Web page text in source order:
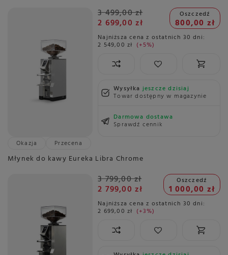
3 499,00 zł
2 699,00 zł
Oszczedź
800,00 zł
Najniższa cena z ostatnich 30 dni:
2 549,00 zł +5%
Wysyłkajeszcze dzisiaj
Towar dostępny w magazynie
Darmowa dostawa
Sprawdź cennik
Okazja
Przecena
Młynek do kawy Eureka Libra Chrome
3 799,00 zł
2 799,00 zł
Oszczedź
1 000,00 zł
Najniższa cena z ostatnich 30 dni:
2 699,00 zł +3%